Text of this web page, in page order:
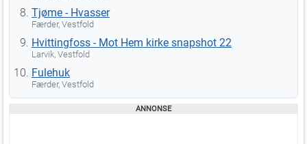
Tjøme - Hvasser
Færder, Vestfold
Hvittingfoss - Mot Hem kirke snapshot 22
Larvik, Vestfold
Fulehuk
Færder, Vestfold